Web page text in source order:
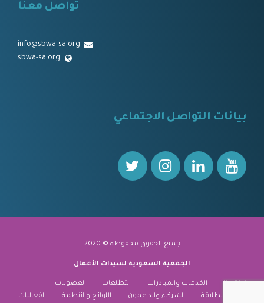
تواصل معنا
info@sbwa-sa.org
sbwa-sa.org
بيانات التواصل الاجتماعي
جميع الحقوق محفوظة © 2020
الجمعية السعودية لسيدات الأعمال
نبذة عنا الخدمات والمبادرات التطلعات
العضويات
منارة الانطلاقة
الشركاء والداعمون اللوائح والأنظمة الفعاليات